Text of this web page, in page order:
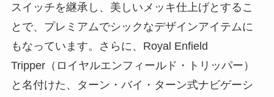
スイッチを継承し、美しいメッキ仕上げとするこ
とで、プレミアムでシックなデザインアイテムに
もなっています。さらに、Royal Enfield
Tripper（ロイヤルエンフィールド・トリッパー）
と名付けた、ターン・バイ・ターン式ナビゲーシ